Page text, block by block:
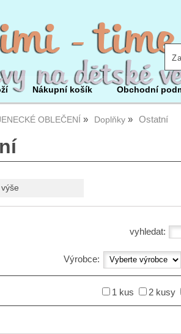
Nákupní košík Obchodní
OBLEČENÍ Doplňky Ostatní
vyhledat:
Výrobce:
1 kus
2 kusy